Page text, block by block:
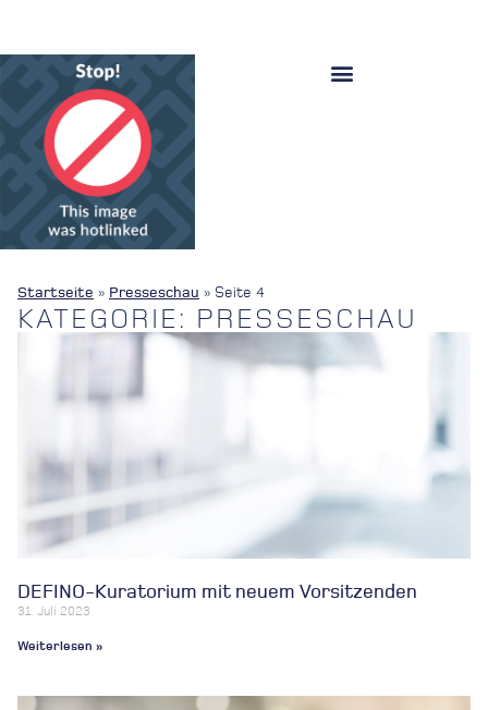
Startseite » Presseschau » Seite 4
KATEGORIE: PRESSESCHAU
DEFINO-Kuratorium mit neuem Vorsitzenden
31. Juli 2023
Weiterlesen »